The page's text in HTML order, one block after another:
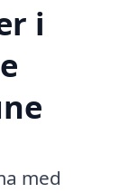
i
med